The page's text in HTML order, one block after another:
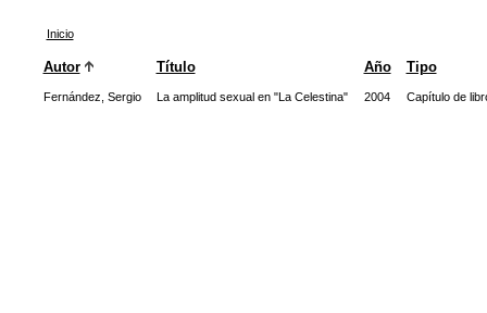
Inicio
Autor Título Año Tipo
Fernández, Sergio La amplitud sexual en "La Celestina" 2004 Capítulo de